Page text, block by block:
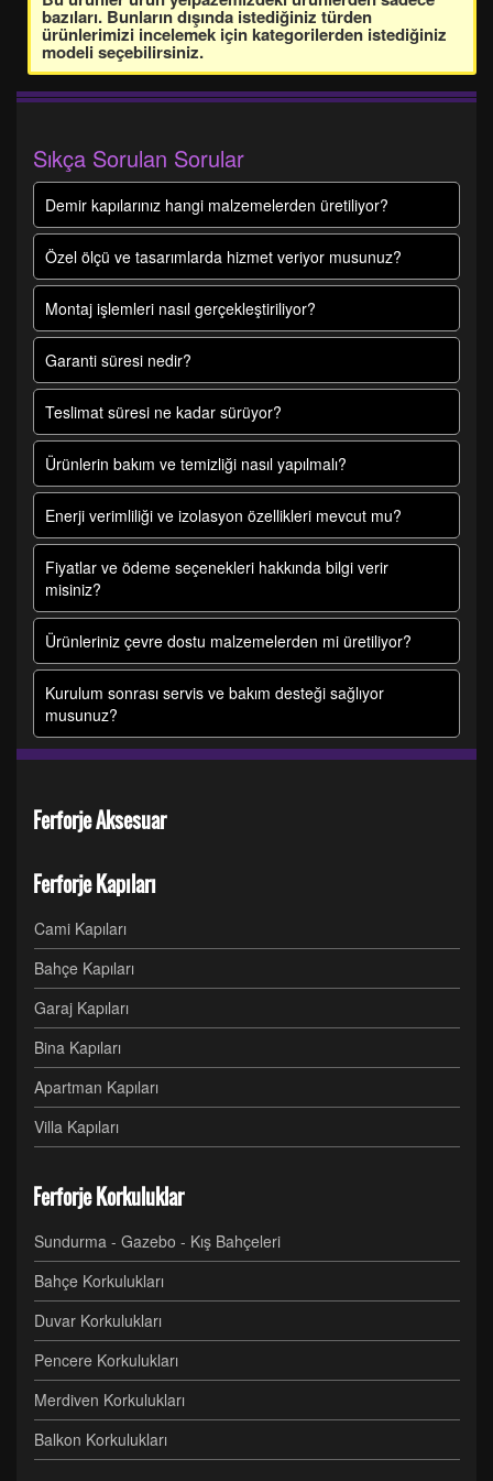
bazıları. Bunların dışında istediğiniz türden
ürünlerimizi incelemek için kategorilerden istediğiniz
modeli seçebilirsiniz.
Sıkça Sorulan Sorular
Demir kapılarınız hangi malzemelerden üretiliyor?
Özel ölçü ve tasarımlarda hizmet veriyor musunuz?
Montaj işlemleri nasıl gerçekleştiriliyor?
Garanti süresi nedir?
Teslimat süresi ne kadar sürüyor?
Ürünlerin bakım ve temizliği nasıl yapılmalı?
Enerji verimliliği ve izolasyon özellikleri mevcut mu?
Fiyatlar ve ödeme seçenekleri hakkında bilgi verir
misiniz?
Ürünleriniz çevre dostu malzemelerden mi üretiliyor?
Kurulum sonrası servis ve bakım desteği sağlıyor
musunuz?
Ferforje Aksesuar
Ferforje Kapıları
Cami Kapıları
Bahçe Kapıları
Garaj Kapıları
Bina Kapıları
Apartman Kapıları
Villa Kapıları
Ferforje Korkuluklar
Sundurma - Gazebo - Kış Bahçeleri
Bahçe Korkulukları
Duvar Korkulukları
Pencere Korkulukları
Merdiven Korkulukları
Balkon Korkulukları